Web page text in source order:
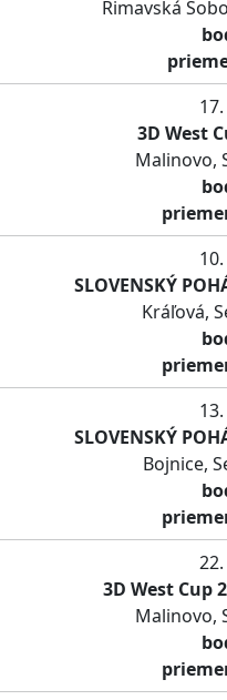
Rimavská
3D West
Malinovo,
SLOVENSKÝ
Kráľová,
SLOVENSKÝ
Bojnice,
3D West Cup
Malinovo,